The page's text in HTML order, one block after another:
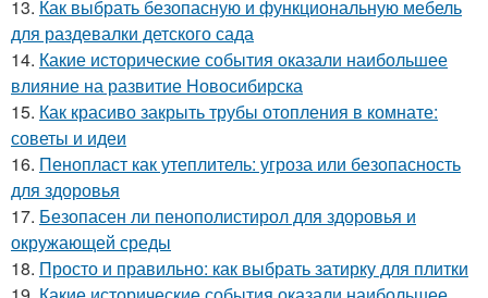
13. Как выбрать безопасную и функциональную мебель
для раздевалки детского сада
14. Какие исторические события оказали наибольшее
влияние на развитие Новосибирска
15. Как красиво закрыть трубы отопления в комнате:
советы и идеи
16. Пенопласт как утеплитель: угроза или безопасность
для здоровья
17. Безопасен ли пенополистирол для здоровья и
окружающей среды
18. Просто и правильно: как выбрать затирку для плитки